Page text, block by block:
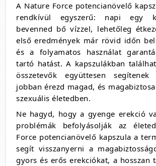
A Nature Force potencianövelő
rendkívül egyszerű: napi egy
bevenned bő vízzel, lehetőleg
első eredmények már rövid időn
és a folyamatos használat
tartó hatást. A kapszulákban
összetevők együttesen
jobban érezd magad, és
szexuális életedben.
Ne hagyd, hogy a gyenge erekció
problémák befolyásolják az
Force potencianövelő kapszula a
segít visszanyerni a
gyors és erős erekciókat, a hosszan